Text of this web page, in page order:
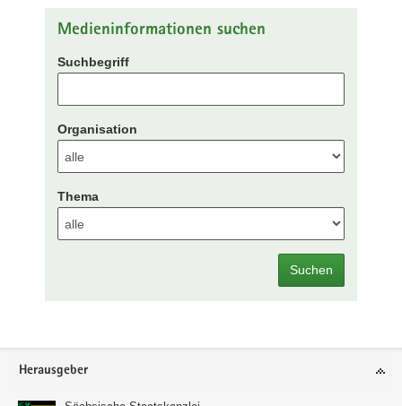
Medieninformationen suchen
Suchbegriff
Organisation
Thema
Suchen
Footer-
Herausgeber